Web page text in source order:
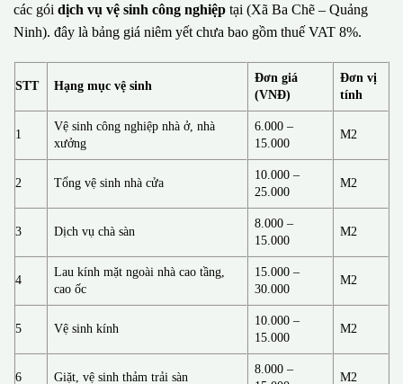
các gói dịch vụ vệ sinh công nghiệp tại (Xã Ba Chẽ – Quảng
Ninh). đây là bảng giá niêm yết chưa bao gồm thuế VAT 8%.
STT Hạng mục vệ sinh
Đơn giá
(VNĐ)
Đơn vị
tính
1
Vệ sinh công nghiệp nhà ở, nhà
xưởng
6.000 –
15.000
M2
2 Tổng vệ sinh nhà cửa
10.000 –
25.000
M2
3 Dịch vụ chà sàn
8.000 –
15.000
M2
4
Lau kính mặt ngoài nhà cao tầng,
cao ốc
15.000 –
30.000
M2
5 Vệ sinh kính
10.000 –
15.000
M2
6 Giặt, vệ sinh thảm trải sàn
8.000 –
M2